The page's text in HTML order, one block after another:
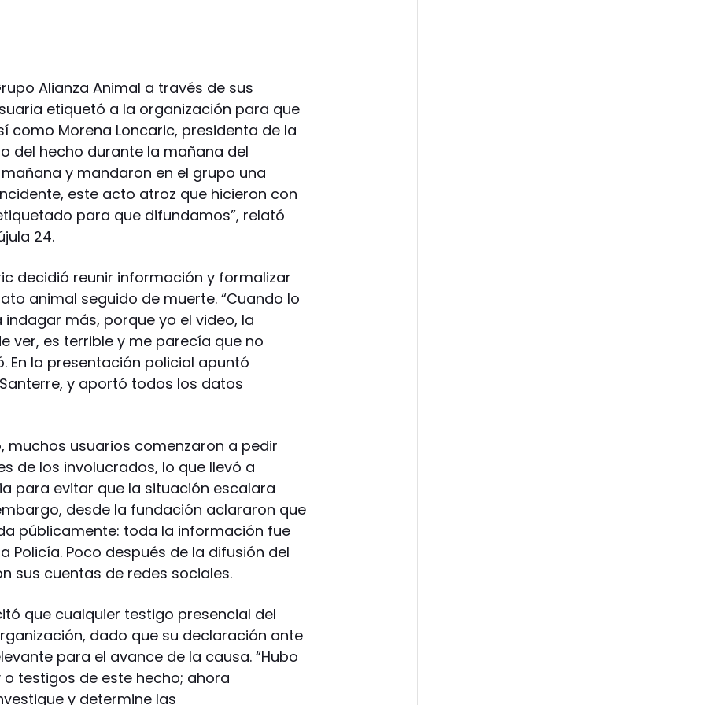
Alianza Animal a través de sus
etiquetó a la organización para que
como Morena Loncaric, presidenta de la
del hecho durante la mañana del
y mandaron en el grupo una
este acto atroz que hicieron con
para que difundamos”, relató
24.
decidió reunir información y formalizar
animal seguido de muerte. “Cuando lo
más, porque yo el video, la
ver, es terrible y me parecía que no
En la presentación policial apuntó
y aportó todos los datos
muchos usuarios comenzaron a pedir
de los involucrados, lo que llevó a
para evitar que la situación escalara
desde la fundación aclararon que
públicamente: toda la información fue
Policía. Poco después de la difusión del
sus cuentas de redes sociales.
que cualquier testigo presencial del
dado que su declaración ante
para el avance de la causa. “Hubo
testigos de este hecho; ahora
y determine las